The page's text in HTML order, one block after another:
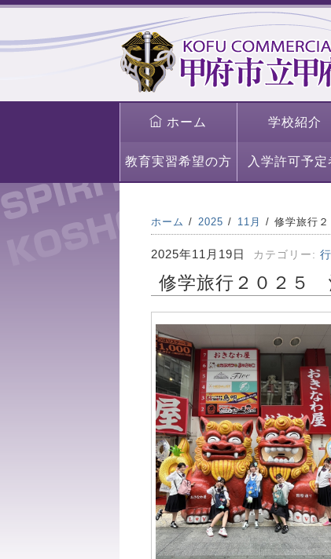
ホーム 学校紹介
教育実習希望の方 入学許可予定
ホーム 2025 11月 修学旅行
2025年11月19日 カテゴリー:
修学旅行２０２５